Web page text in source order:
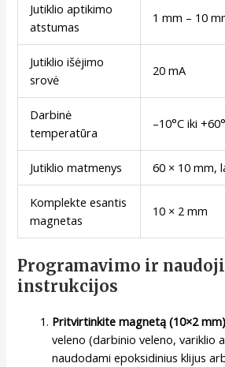
Jutiklio aptikimo
atstumas
1 mm – 10
Jutiklio išėjimo
srovė
20 mA
Darbinė
temperatūra
–10°C iki
Jutiklio matmenys 60 × 10 mm,
Komplekte esantis
magnetas
10 × 2 mm
Programavimo ir
instrukcijos
Pritvirtinkite magnetą (10×2 mm)
veleno (darbinio veleno, variklio
naudodami epoksidinius klijus